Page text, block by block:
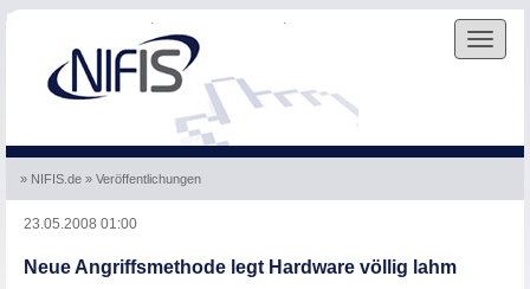
Skip to the navigation .
.
Toggle
» NIFIS.de » Veröffentlichungen
23.05.2008 01:00
Neue Angriffsmethode legt Hardware völlig lahm